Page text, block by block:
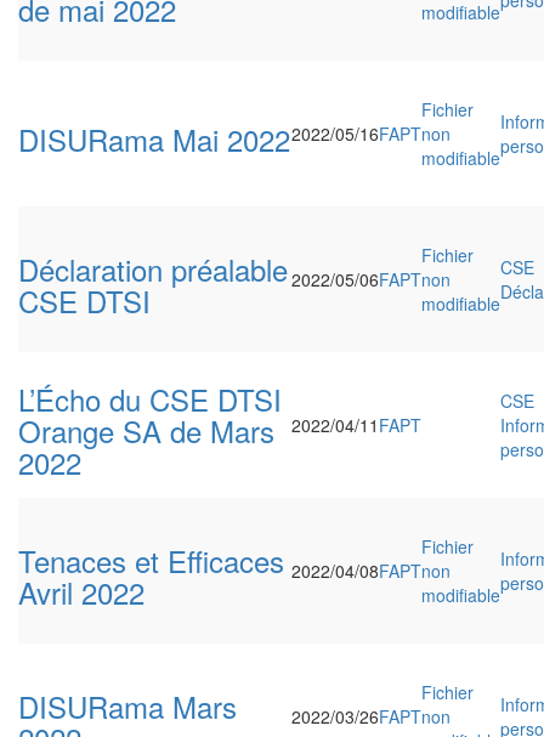
de mai 2022
modifiable
DISURama Mai 20222022/05/16FAPT
Fichier
non
modifiable
Déclaration préalable
CSE DTSI 2022/05/06FAPT
Fichier
non
modifiable
CSE
L’Écho du CSE DTSI
Orange SA de Mars
2022
2022/04/11 FAPT
CSE
Tenaces et Efficaces
Avril 2022 2022/04/08FAPT
Fichier
non
modifiable
DISURama Mars 2022/03/26FAPT
Fichier
non